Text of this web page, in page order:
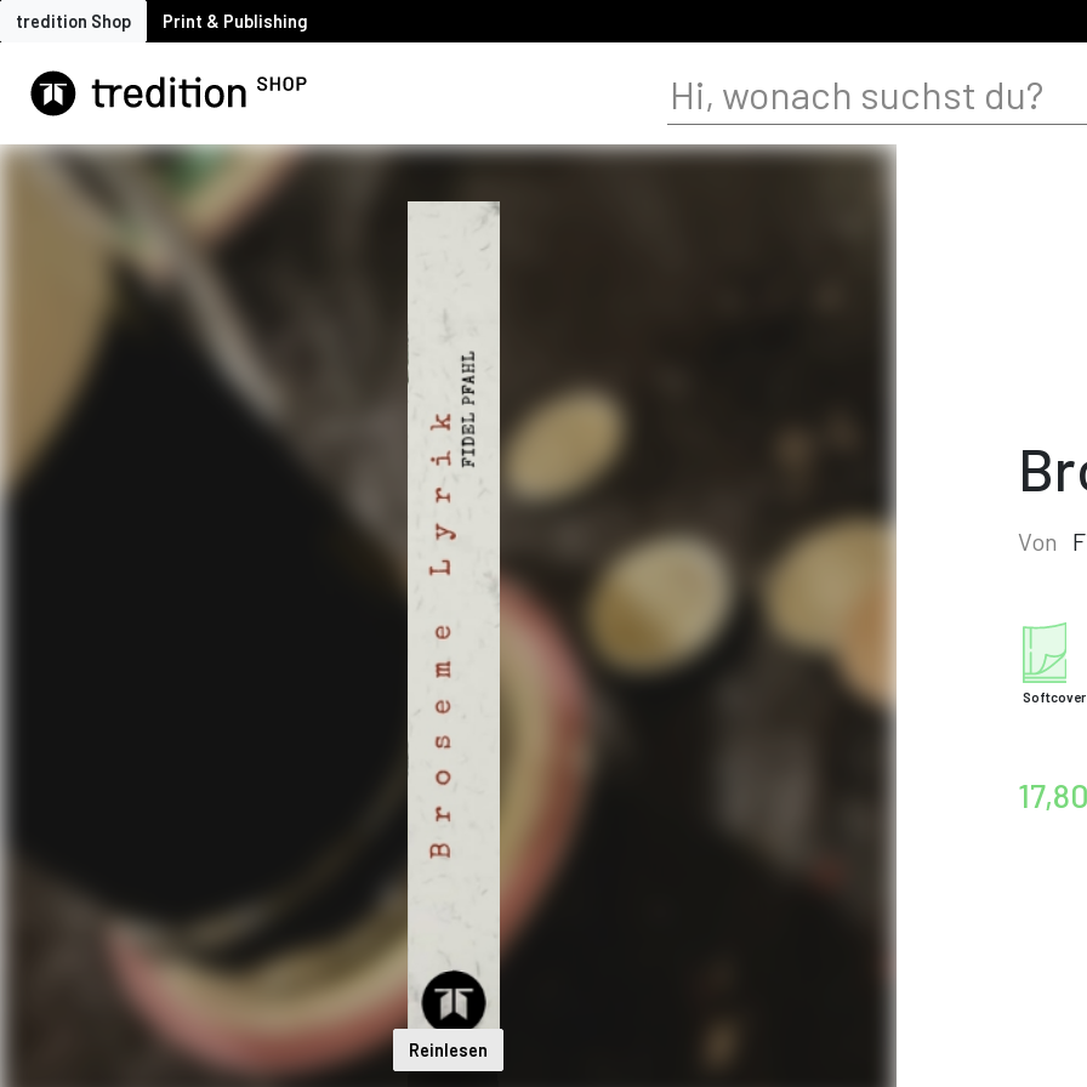
tredition Shop Print & Publishing
Reinlesen
Von
Softcover